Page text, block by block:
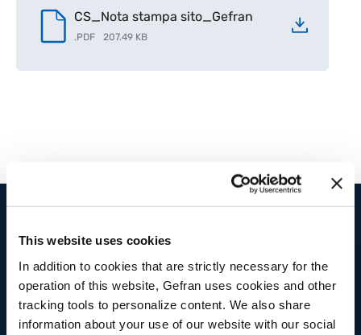
This website uses cookies
In addition to cookies that are strictly necessary for the
operation of this website, Gefran uses cookies and other
tracking tools to personalize content. We also share
information about your use of our website with our social
CS_Nota stampa sito_Gefran
.PDF 207.49 KB
PRODOTTI E SOLUZIONI
Sensori di posizione
Sensori di pressione
Gruppo
Welfare